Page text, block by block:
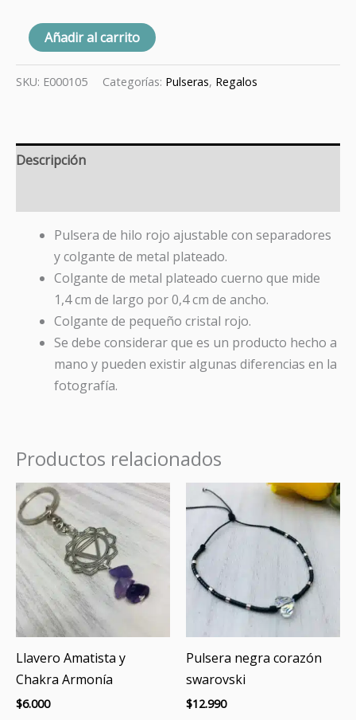
Añadir al carrito
SKU: E000105 Categorías: Pulseras, Regalos
Descripción
Pulsera de hilo rojo ajustable con separadores
y colgante de metal plateado.
Colgante de metal plateado cuerno que mide
1,4 cm de largo por 0,4 cm de ancho.
Colgante de pequeño cristal rojo.
Se debe considerar que es un producto hecho a
mano y pueden existir algunas diferencias en la
fotografía.
Productos relacionados
Llavero Amatista y
Chakra Armonía
$6.000
Pulsera negra corazón
swarovski
$12.990